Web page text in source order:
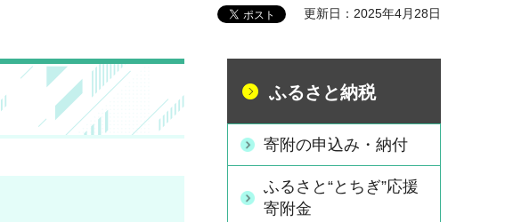
更新日：2025年4月28日
ふるさと納税
寄附の申込み・納付
ふるさと“とちぎ”応援
寄附金